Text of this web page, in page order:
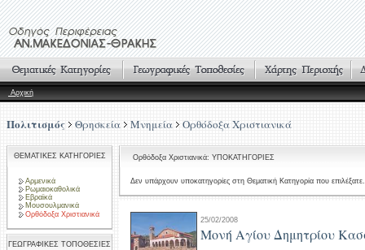
Αρχική
Πολιτισμός Θρησκεία Μνημεία Ορθόδοξα Χριστιανικά
ΘΕΜΑΤΙΚΕΣ ΚΑΤΗΓΟΡΙΕΣ
Αρμενικά
Ρωμαιοκαθολικά
Εβραϊκά
Μουσουλμανικά
Ορθόδοξα Χριστιανικά
ΓΕΩΓΡΑΦΙΚΕΣ ΤΟΠΟΘΕΣΙΕΣ
Ορθόδοξα Χριστιανικά: ΥΠΟΚΑΤΗΓΟΡΙΕΣ
Δεν υπάρχουν υποκατηγορίες στη Θεματική Κατηγορία που επιλέξατε.
25/02/2008
Μονή Αγίου Δημητρίου